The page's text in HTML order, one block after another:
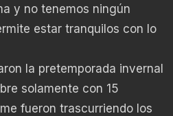
y no tenemos ningún
estar tranquilos con lo
la pretemporada invernal
solamente con 15
fueron trascurriendo los